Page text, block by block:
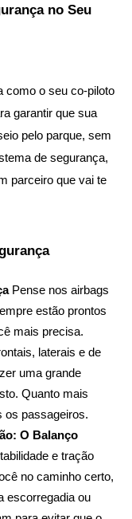
no Seu
como o seu co-piloto
garantir que sua
pelo parque, sem
de segurança,
parceiro que vai te
Pense nos airbags
estão prontos
mais precisa.
laterais e de
uma grande
Quanto mais
os passageiros.
O Balanço
e tração
no caminho certo,
escorregadia ou